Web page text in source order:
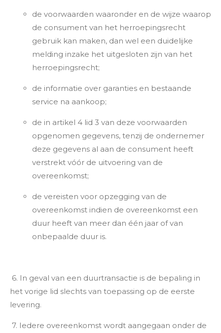
de voorwaarden waaronder en de wijze waarop
de consument van het herroepingsrecht
gebruik kan maken, dan wel een duidelijke
melding inzake het uitgesloten zijn van het
herroepingsrecht;
de informatie over garanties en bestaande
service na aankoop;
de in artikel 4 lid 3 van deze voorwaarden
opgenomen gegevens, tenzij de ondernemer
deze gegevens al aan de consument heeft
verstrekt vóór de uitvoering van de
overeenkomst;
de vereisten voor opzegging van de
overeenkomst indien de overeenkomst een
duur heeft van meer dan één jaar of van
onbepaalde duur is.
6. In geval van een duurtransactie is de bepaling in
het vorige lid slechts van toepassing op de eerste
levering.
7. Iedere overeenkomst wordt aangegaan onder de